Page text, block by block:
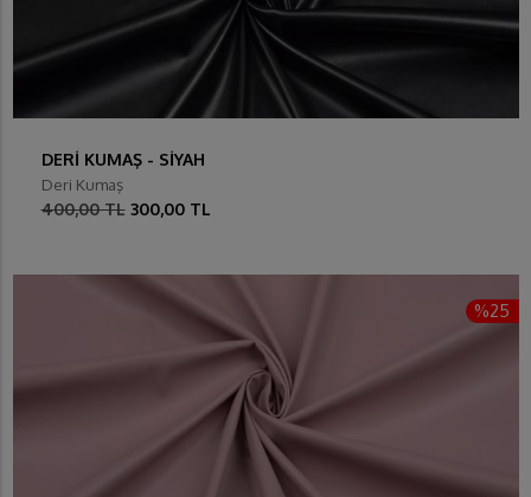
DERİ KUMAŞ - SİYAH
Deri Kumaş
400,00 TL 300,00 TL
%25